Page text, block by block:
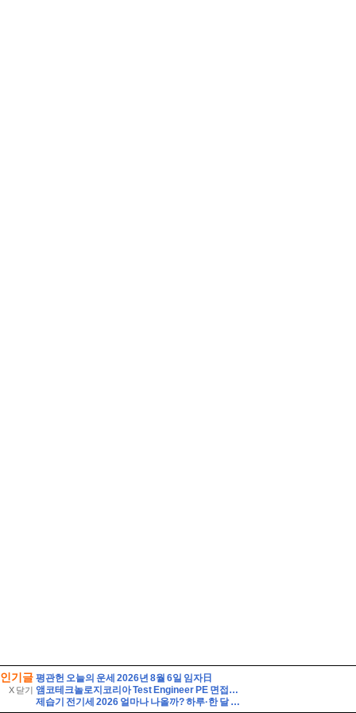
인기글
X 닫기
평관헌 오늘의 운세 2026년 8월 6일 임자日
앰코테크놀로지코리아 Test Engineer PE 면접후기 기출 50선 답변, 상세한 면접 8인의 후기 - happy23
제습기 전기세 2026 얼마나 나올까? 하루·한 달 전기요금 계산법 총정리